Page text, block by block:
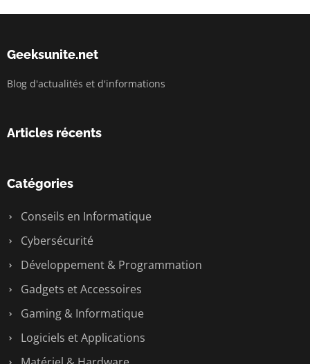
Geeksunite.net
Blog d'actualités et d'informations
Articles récents
Catégories
Conseils en Informatique
Cybersécurité
Développement & Programmation
Gadgets et Accessoires
Gaming & Informatique
Logiciels et Applications